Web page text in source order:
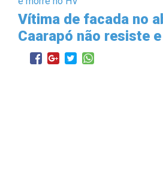
Vítima de facada no
Caarapó não resiste